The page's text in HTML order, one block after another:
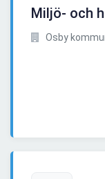
Miljö- och
Osby